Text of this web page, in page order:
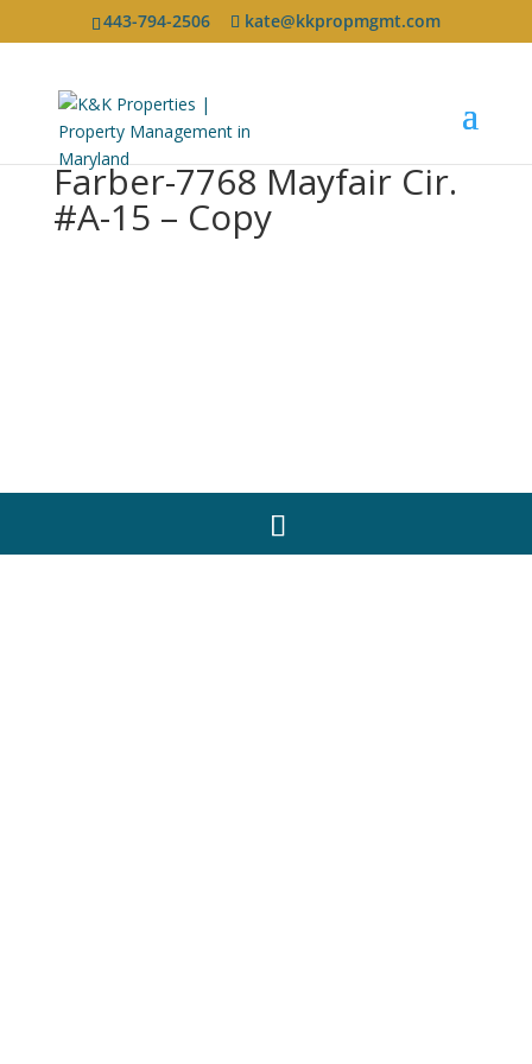
443-794-2506 kate@kkpropmgmt.com
Farber-7768 Mayfair Cir.
#A-15 – Copy